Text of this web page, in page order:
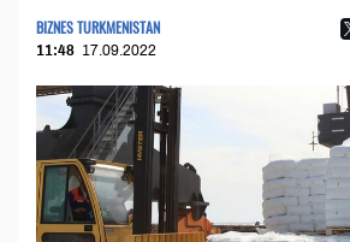
BIZNES TURKMENISTAN
11:48 17.09.2022